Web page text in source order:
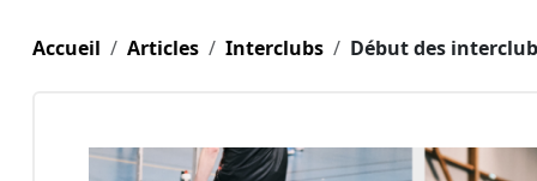
Accueil Articles Interclubs Début des interclub